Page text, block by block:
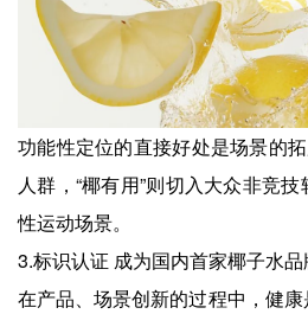
功能性定位的直接好处是场景的
人群，“椰有用”则切入大众非竞
性运动场景。
3.标识认证 成为国内首家椰子水
在产品、场景创新的过程中，健